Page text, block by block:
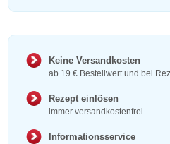
Keine Versandkosten
ab 19 € Bestellwert und bei
Rezept einlösen
immer versandkostenfrei
Informationsservice